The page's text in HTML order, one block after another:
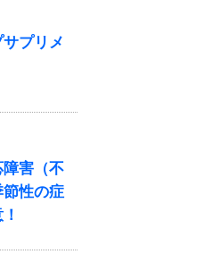
プリメ
障害（不
性の症